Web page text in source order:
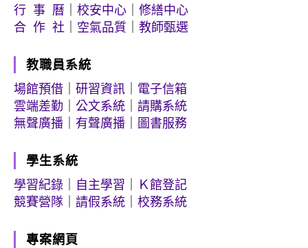
行 事 曆
校安中心
修繕中心
合 作 社
空氣品質 教師甄選
教職員系統
場館預借
研習資訊
電子信箱
雲端差勤
公文系統
請購系統
無聲廣播
有聲廣播 圖書服務
學生系統
學習紀錄
自主學習
Ｋ館登記
競賽營隊
請假系統 校務系統
專案網頁